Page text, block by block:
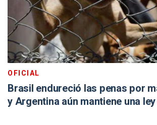
OFICIAL
Brasil endureció las penas por
y Argentina aún mantiene una